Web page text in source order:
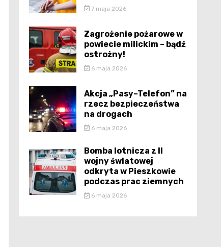
7 maja 2026
Zagrożenie pożarowe w
powiecie milickim – bądź
ostrożny!
6 maja 2026
Akcja „Pasy–Telefon” na
rzecz bezpieczeństwa
na drogach
6 maja 2026
Bomba lotnicza z II
wojny światowej
odkryta w Pieszkowie
podczas prac ziemnych
6 maja 2026